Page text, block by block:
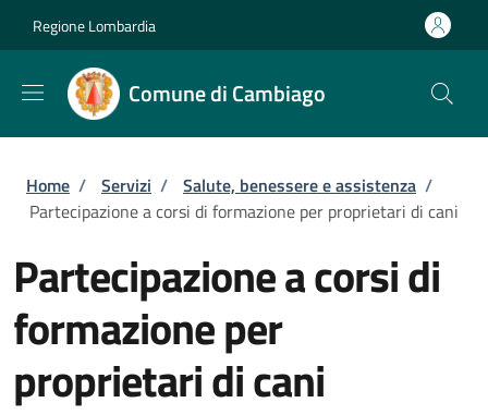
Regione Lombardia
Comune di Cambiago
Briciole di pane
Home / Servizi / Salute, benessere e assistenza /
Partecipazione a corsi di formazione per proprietari di cani
Partecipazione a corsi di
formazione per
proprietari di cani